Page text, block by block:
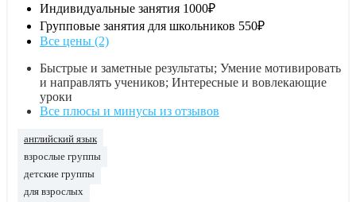
Индивидуальные занятия 1000₽
Групповые занятия для школьников 550₽
Все цены (2)
Быстрые и заметные результаты; Умение мотивировать
и направлять учеников; Интересные и вовлекающие
уроки
Все плюсы и минусы из отзывов
английский язык
взрослые группы
детские группы
для взрослых